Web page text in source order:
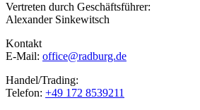
Vertreten durch Geschäftsführer:
Alexander Sinkewitsch
Kontakt
E-Mail: office@radburg.de
Handel/Trading:
Telefon: +49 172 8539211